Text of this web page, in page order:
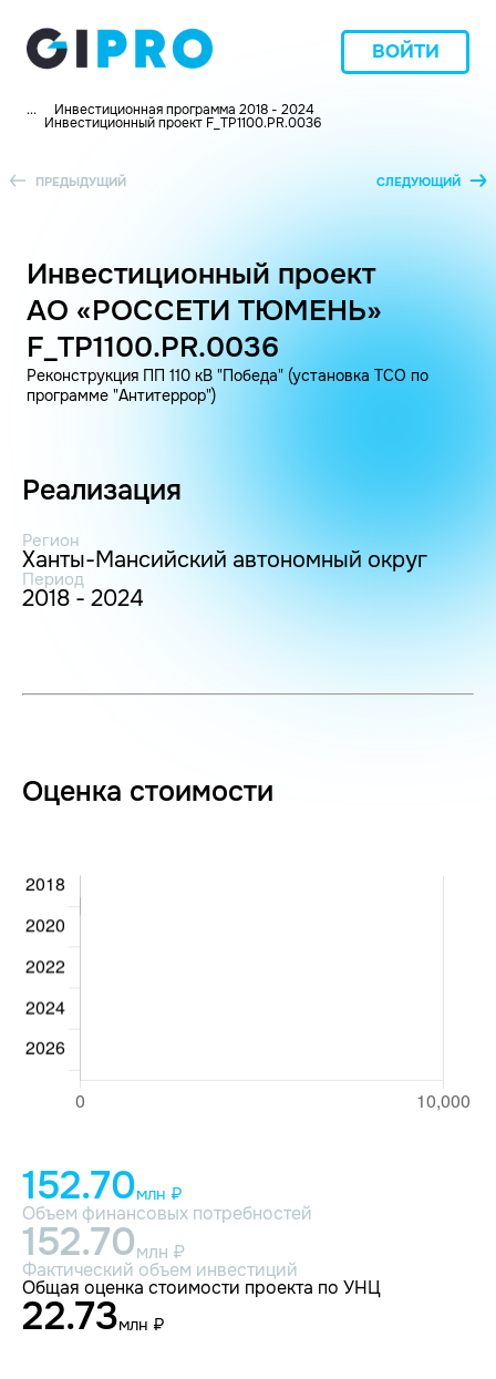
ВОЙТИ
... Инвестиционная программа 2018 - 2024
Инвестиционный проект F_TP1100.PR.0036
ПРЕДЫДУЩИЙ СЛЕДУЮЩИЙ
Инвестиционный проект
АО «РОССЕТИ ТЮМЕНЬ»
F_TP1100.PR.0036
Реконструкция ПП 110 кВ "Победа" (установка ТСО по
программе "Антитеррор")
Реализация
Регион
Ханты-Мансийский автономный округ
Период
2018 - 2024
Оценка стоимости
152.70млн ₽
Объем финансовых потребностей
152.70млн ₽
Фактический объем инвестиций
Общая оценка стоимости проекта по УНЦ
22.73млн ₽